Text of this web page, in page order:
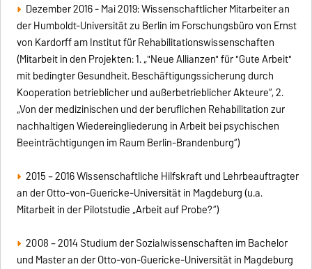
Dezember 2016 - Mai 2019: Wissenschaftlicher Mitarbeiter an
der Humboldt-Universität zu Berlin im Forschungsbüro von Ernst
von Kardorff am Institut für Rehabilitationswissenschaften
(Mitarbeit in den Projekten: 1. „"Neue Allianzen" für "Gute Arbeit"
mit bedingter Gesundheit. Beschäftigungssicherung durch
Kooperation betrieblicher und außerbetrieblicher Akteure“, 2.
„Von der medizinischen und der beruflichen Rehabilitation zur
nachhaltigen Wiedereingliederung in Arbeit bei psychischen
Beeinträchtigungen im Raum Berlin-Brandenburg“)
2015 – 2016 Wissenschaftliche Hilfskraft und Lehrbeauftragter
an der Otto-von-Guericke-Universität in Magdeburg (u.a.
Mitarbeit in der Pilotstudie „Arbeit auf Probe?“)
2008 – 2014 Studium der Sozialwissenschaften im Bachelor
und Master an der Otto-von-Guericke-Universität in Magdeburg